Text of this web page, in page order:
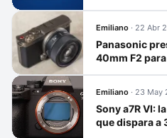
Emiliano · 22 Abr
Panasonic
40mm F2
Emiliano · 23 May
Sony a7R VI:
que dispara a